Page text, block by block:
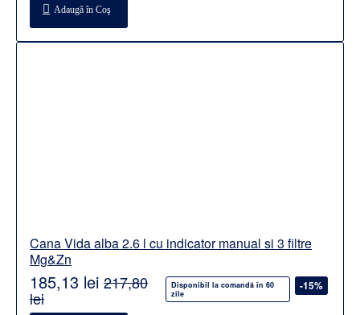
Adaugă în Coş
Cana Vida alba 2.6 l cu indicator manual si 3 filtre
Mg&Zn
Disponibil la comandă în 60
zile
-15%
185,13 lei 217,80
lei